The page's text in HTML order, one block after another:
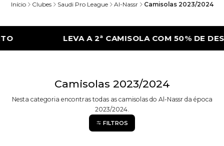
Início Clubes Saudi Pro League Al-Nassr Camisolas 2023/2024
LEVA A 2ª CAMISOLA COM 50% DE
Camisolas 2023/2024
Nesta categoria encontras todas as camisolas do Al-Nassr da época
2023/2024.
FILTROS